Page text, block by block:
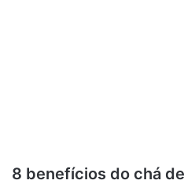
8 benefícios do chá